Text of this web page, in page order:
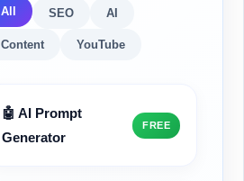
All SEO AI
Content YouTube
🤖 AI Prompt
Generator
FREE